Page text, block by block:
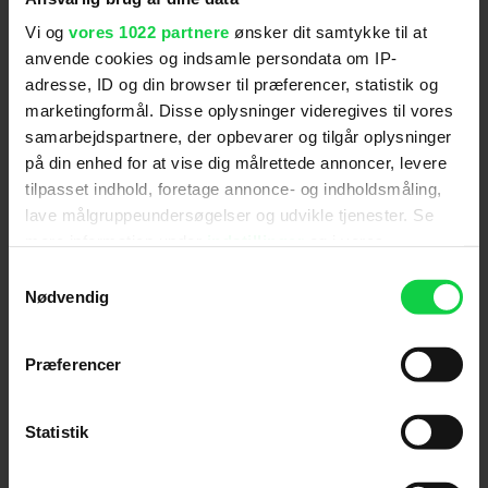
Vi og vores 1022 partnere ønsker dit samtykke til at
anvende cookies og indsamle persondata om IP-
adresse, ID og din browser til præferencer, statistik og
marketingformål. Disse oplysninger videregives til vores
samarbejdspartnere, der opbevarer og tilgår oplysninger
på din enhed for at vise dig målrettede annoncer, levere
tilpasset indhold, foretage annonce- og indholdsmåling,
lave målgruppeundersøgelser og udvikle tjenester. Se
tilbage eller ændre indstillinger fra vores
"Cookiedeklaration", eller ved at trykke på "Privacy
Indsamle præcise oplysninger om din placering,
Identificere din enhed baseret på en scanning af
Nødvendig
Præferencer
Statistik
Anmeldelser fra medierne
Soundvenue
Farveladeflotte 'Ant-Man and the Wasp:
foregår i et urealistisk eventyrunivers, da volden er
udetaljeret og hovedfigurerne stærke,
handlekraftige og upåvirkede, vurderes filmen kun
at kunne virke skræmmende på børn under 11 år.
Distributør Walt Disney Pictures